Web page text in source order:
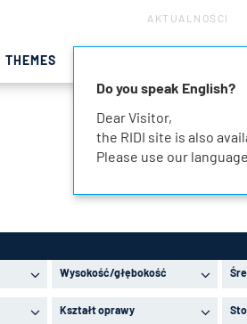
AKTUALNOŚCI
THEMES
Wysokość/głębokość
Kształt oprawy
Do you speak English?
Dear Visitor,
the RIDI site is also
Please use our